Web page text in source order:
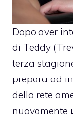
Dopo aver
di Teddy
terza
prepara ad
della rete
nuovamente